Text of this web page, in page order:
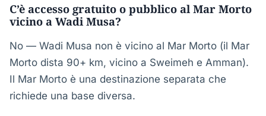
C’è accesso gratuito o pubblico al Mar Morto
vicino a Wadi Musa?
No — Wadi Musa non è vicino al Mar Morto (il Mar
Morto dista 90+ km, vicino a Sweimeh e Amman).
Il Mar Morto è una destinazione separata che
richiede una base diversa.